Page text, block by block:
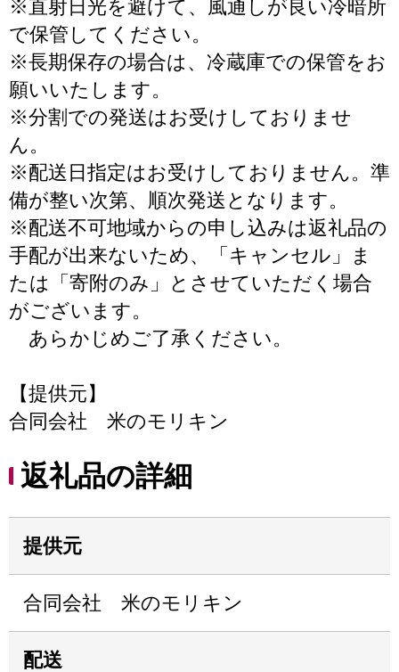
※直射日光を避けて、風通しが良い冷暗所
で保管してください。
※長期保存の場合は、冷蔵庫での保管をお
願いいたします。
※分割での発送はお受けしておりませ
ん。
※配送日指定はお受けしておりません。準
備が整い次第、順次発送となります。
※配送不可地域からの申し込みは返礼品の
手配が出来ないため、「キャンセル」ま
たは「寄附のみ」とさせていただく場合
がございます。
あらかじめご了承ください。
【提供元】
合同会社 米のモリキン
返礼品の詳細
提供元
合同会社 米のモリキン
配送